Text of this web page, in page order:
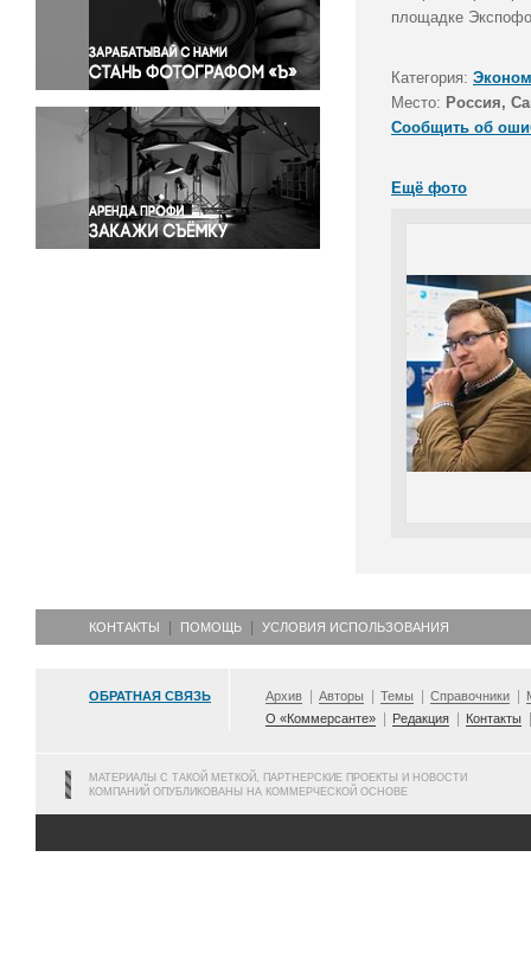
Правосудие
Происшествия и конфликты
Религия
Светская жизнь
Спорт
Экология
Экономика и бизнес
площадке
Категория:
Место: Россия,
Сообщить об
Ещё фото
КОНТАКТЫ ПОМОЩЬ УСЛОВИЯ ИСПОЛЬЗОВАНИЯ
ОБРАТНАЯ СВЯЗЬ Архив Авторы Темы Справочники
О «Коммерсанте»
Редакция Контакты
МАТЕРИАЛЫ С ТАКОЙ МЕТКОЙ, ПАРТНЕРСКИЕ ПРОЕКТЫ И НОВОСТИ
КОМПАНИЙ ОПУБЛИКОВАНЫ НА КОММЕРЧЕСКОЙ ОСНОВЕ